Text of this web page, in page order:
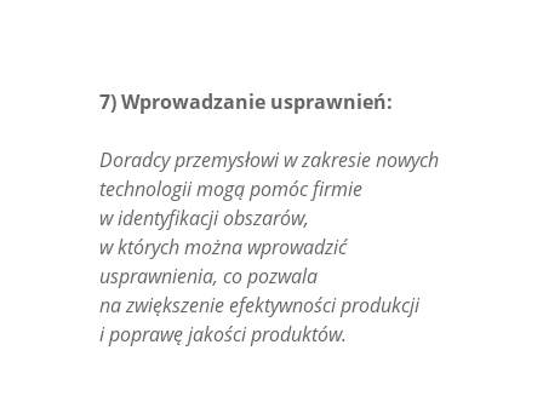
7) Wprowadzanie usprawnień:
Doradcy przemysłowi w zakresie nowych
technologii mogą pomóc firmie
w identyfikacji obszarów,
w których można wprowadzić
usprawnienia, co pozwala
na zwiększenie efektywności produkcji
i poprawę jakości produktów.